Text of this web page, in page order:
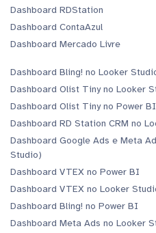
Dashboard RDStation
Dashboard ContaAzul
Dashboard Mercado Livre
Dashboard Bling! no Looker
Dashboard Olist Tiny no Looker
Dashboard Olist Tiny no Power BI
Dashboard RD Station CRM no
Dashboard Google Ads e Meta
Studio)
Dashboard VTEX no Power BI
Dashboard VTEX no Looker
Dashboard Bling! no Power BI
Dashboard Meta Ads no Looker